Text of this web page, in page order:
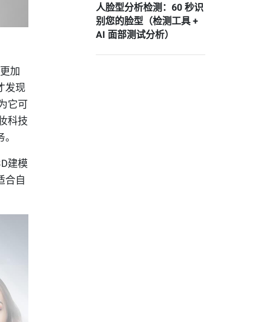
加
发现
它可
科技
建模
合自
人脸型分析检测：60 秒识
别您的脸型（检测工具 +
AI 面部测试分析）